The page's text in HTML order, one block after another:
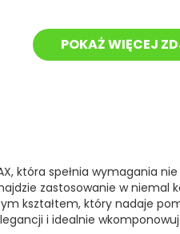
POKAŻ WIĘCEJ
która spełnia wymagania
zastosowanie w niemal
kształtem, który nadaje
i idealnie